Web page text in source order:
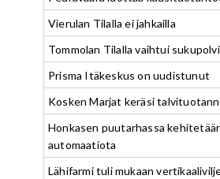
Vierulan Tilalla ei jahkailla
Tommolan Tilalla vaihtui sukupolvi
Prisma Itäkeskus on uudistunut
Kosken Marjat keräsi
Honkasen puutarhassa
automaatiota
Lähifarmi tuli mukaan